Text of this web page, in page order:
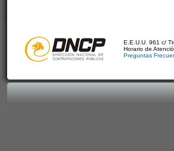
E.E.U.U. 961 c/
Horario de
Preguntas